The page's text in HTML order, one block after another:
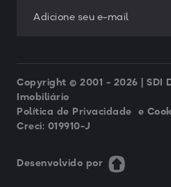
Copyright © 2001 - 2026 | SDI
Imobiliário
Política de Privacidade e
Creci: 019910-J
Desenvolvido por